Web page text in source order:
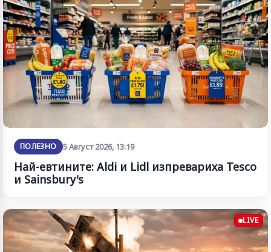
ПОЛЕЗНО 5 Август 2026, 13:19
Най-евтините: Aldi и Lidl изпревариха Tesco
и Sainsbury's
LIVE